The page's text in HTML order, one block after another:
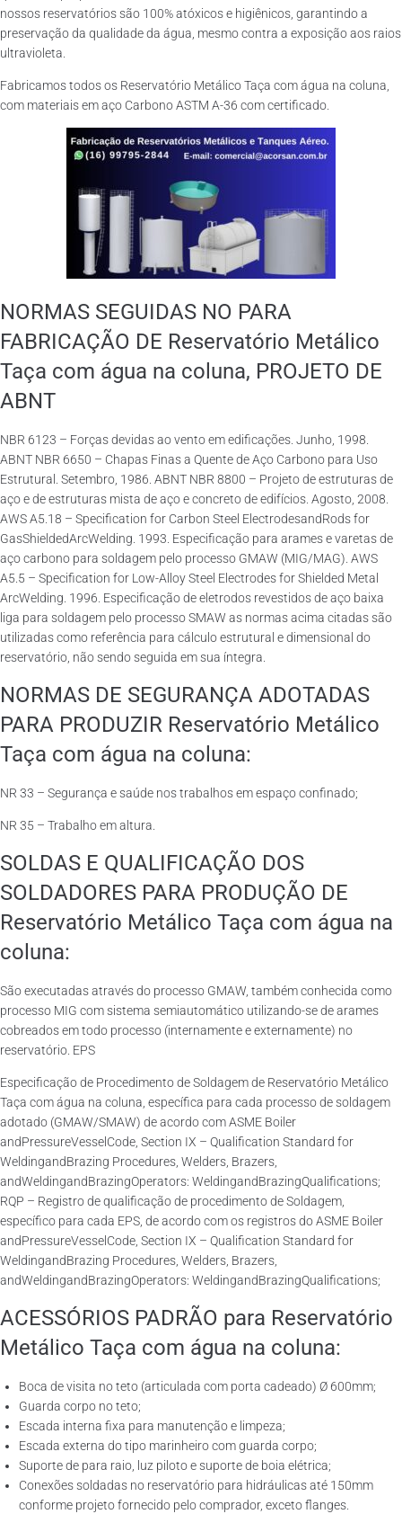
nossos reservatórios são 100% atóxicos e higiênicos, garantindo a
preservação da qualidade da água, mesmo contra a exposição aos raios
ultravioleta.
Fabricamos todos os Reservatório Metálico Taça com água na coluna,
com materiais em aço Carbono ASTM A-36 com certificado.
NORMAS SEGUIDAS NO PARA
FABRICAÇÃO DE Reservatório Metálico
Taça com água na coluna, PROJETO DE
ABNT
NBR 6123 – Forças devidas ao vento em edificações. Junho, 1998.
ABNT NBR 6650 – Chapas Finas a Quente de Aço Carbono para Uso
Estrutural. Setembro, 1986. ABNT NBR 8800 – Projeto de estruturas de
aço e de estruturas mista de aço e concreto de edifícios. Agosto, 2008.
AWS A5.18 – Specification for Carbon Steel ElectrodesandRods for
GasShieldedArcWelding. 1993. Especificação para arames e varetas de
aço carbono para soldagem pelo processo GMAW (MIG/MAG). AWS
A5.5 – Specification for Low-Alloy Steel Electrodes for Shielded Metal
ArcWelding. 1996. Especificação de eletrodos revestidos de aço baixa
liga para soldagem pelo processo SMAW as normas acima citadas são
utilizadas como referência para cálculo estrutural e dimensional do
reservatório, não sendo seguida em sua íntegra.
NORMAS DE SEGURANÇA ADOTADAS
PARA PRODUZIR Reservatório Metálico
Taça com água na coluna:
NR 33 – Segurança e saúde nos trabalhos em espaço confinado;
NR 35 – Trabalho em altura.
SOLDAS E QUALIFICAÇÃO DOS
SOLDADORES PARA PRODUÇÃO DE
Reservatório Metálico Taça com água na
coluna:
São executadas através do processo GMAW, também conhecida como
processo MIG com sistema semiautomático utilizando-se de arames
cobreados em todo processo (internamente e externamente) no
reservatório. EPS
Especificação de Procedimento de Soldagem de Reservatório Metálico
Taça com água na coluna, específica para cada processo de soldagem
adotado (GMAW/SMAW) de acordo com ASME Boiler
andPressureVesselCode, Section IX – Qualification Standard for
WeldingandBrazing Procedures, Welders, Brazers,
andWeldingandBrazingOperators: WeldingandBrazingQualifications;
RQP – Registro de qualificação de procedimento de Soldagem,
específico para cada EPS, de acordo com os registros do ASME Boiler
andPressureVesselCode, Section IX – Qualification Standard for
WeldingandBrazing Procedures, Welders, Brazers,
andWeldingandBrazingOperators: WeldingandBrazingQualifications;
ACESSÓRIOS PADRÃO para Reservatório
Metálico Taça com água na coluna:
Boca de visita no teto (articulada com porta cadeado) Ø 600mm;
Guarda corpo no teto;
Escada interna fixa para manutenção e limpeza;
Escada externa do tipo marinheiro com guarda corpo;
Suporte de para raio, luz piloto e suporte de boia elétrica;
Conexões soldadas no reservatório para hidráulicas até 150mm
conforme projeto fornecido pelo comprador, exceto flanges.